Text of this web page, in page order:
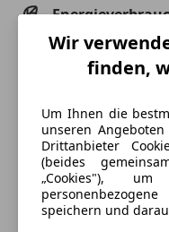
Schadstoffklasse
CO₂-Emissionen
Ausstattung
Komfort
Mehr anzeigen
Wir
finden,
Um Ihnen die
unseren
Drittanbieter
(beides
„Cookies"), um
speichern und